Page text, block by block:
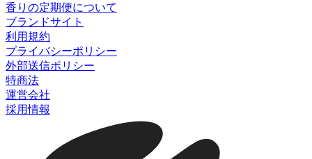
香りの定期便について
ブランドサイト
利用規約
プライバシーポリシー
外部送信ポリシー
特商法
運営会社
採用情報